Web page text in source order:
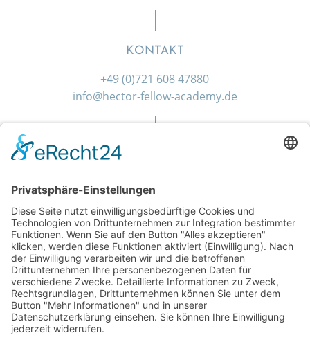
KONTAKT
+49 (0)721 608 47880
info@hector-fellow-academy.de
SOCIAL MEDIA
Gefördert durch dieHector Stiftung II